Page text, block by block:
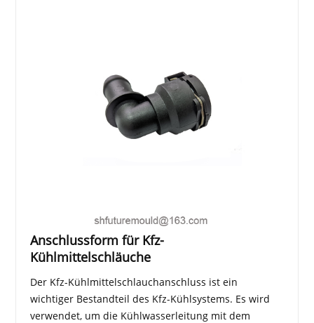
Anschlussform für Kfz-
Kühlmittelschläuche
Der Kfz-Kühlmittelschlauchanschluss ist ein
wichtiger Bestandteil des Kfz-Kühlsystems. Es wird
verwendet, um die Kühlwasserleitung mit dem